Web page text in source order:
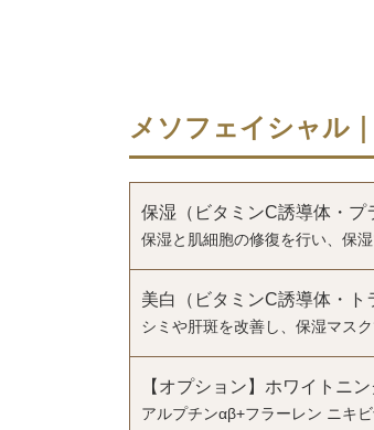
メソフェイシャル
保湿（ビタミンC誘導体・プ
保湿と肌細胞の修復を行い、保
美白（ビタミンC誘導体・ト
シミや肝斑を改善し、保湿マス
【オプション】ホワイトニ
アルプチンαβ+フラーレン ニキ